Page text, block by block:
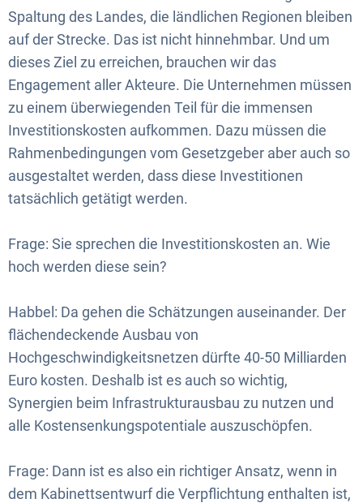
Spaltung des Landes, die ländlichen Regionen bleiben
auf der Strecke. Das ist nicht hinnehmbar. Und um
dieses Ziel zu erreichen, brauchen wir das
Engagement aller Akteure. Die Unternehmen müssen
zu einem überwiegenden Teil für die immensen
Investitionskosten aufkommen. Dazu müssen die
Rahmenbedingungen vom Gesetzgeber aber auch so
ausgestaltet werden, dass diese Investitionen
tatsächlich getätigt werden.
Frage: Sie sprechen die Investitionskosten an. Wie
hoch werden diese sein?
Habbel: Da gehen die Schätzungen auseinander. Der
flächendeckende Ausbau von
Hochgeschwindigkeitsnetzen dürfte 40-50 Milliarden
Euro kosten. Deshalb ist es auch so wichtig,
Synergien beim Infrastrukturausbau zu nutzen und
alle Kostensenkungspotentiale auszuschöpfen.
Frage: Dann ist es also ein richtiger Ansatz, wenn in
dem Kabinettsentwurf die Verpflichtung enthalten ist,